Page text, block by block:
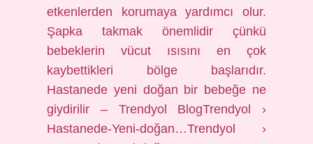
etkenlerden korumaya yardımcı olur.
Şapka takmak önemlidir çünkü
bebeklerin vücut ısısını en çok
kaybettikleri bölge başlarıdır.
Hastanede yeni doğan bir bebeğe ne
giydirilir – Trendyol BlogTrendyol ›
Hastanede-Yeni-doğan…Trendyol ›